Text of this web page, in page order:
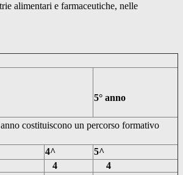
alimentari e farmaceutiche, nelle
5° anno
costituiscono un percorso formativo
4^
5^
4
4